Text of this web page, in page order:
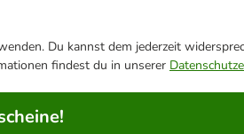
Du kannst dem jederzeit
findest du in unserer